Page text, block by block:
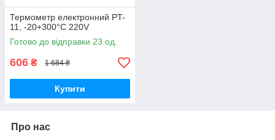
Термометр електронний PT-
11, -20+300°C 220V
Готово до відправки 23 од.
606 ₴ 1 684 ₴
Купити
Про нас